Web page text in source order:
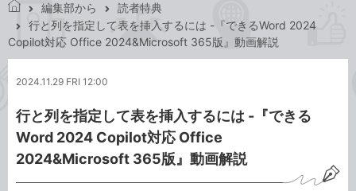
で
き
ッ
編集部から
読者特典
行と列を指定して表を挿入するには -『できるWord 2024
Copilot対応 Office 2024&Microsoft 365版』動画解説
2024.11.29 FRI 12:00
行と列を指定して表を挿入するには -『できる
Word 2024 Copilot対応 Office
2024&Microsoft 365版』動画解説